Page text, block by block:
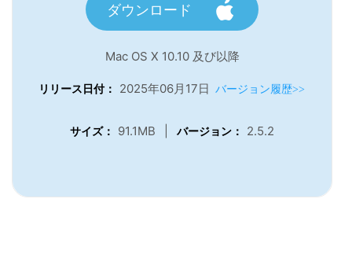
ダウンロード
Mac OS X 10.10 及び以降
リリース日付： 2025年06月17日 バージョン履歴>>
サイズ： 91.1MB バージョン： 2.5.2